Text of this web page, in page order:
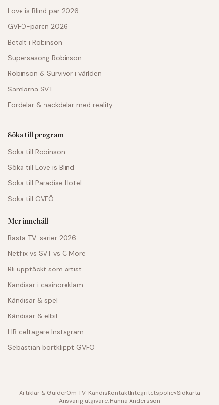
Love is Blind par 2026
GVFÖ-paren 2026
Betalt i Robinson
Supersäsong Robinson
Robinson & Survivor i världen
Samlarna SVT
Fördelar & nackdelar med reality
Söka till program
Söka till Robinson
Söka till Love is Blind
Söka till Paradise Hotel
Söka till GVFÖ
Mer innehåll
Bästa TV-serier 2026
Netflix vs SVT vs C More
Bli upptäckt som artist
Kändisar i casinoreklam
Kändisar & spel
Kändisar & elbil
LIB deltagare Instagram
Sebastian bortklippt GVFÖ
Artiklar & GuiderOm TV-KändisKontaktIntegritetspolicySidkarta
Ansvarig utgivare: Hanna Andersson